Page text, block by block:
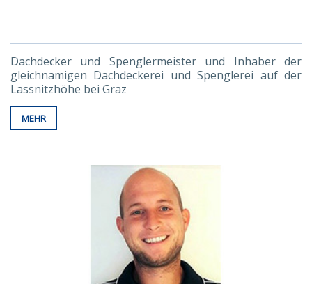
Dachdecker und Spenglermeister und Inhaber der
gleichnamigen Dachdeckerei und Spenglerei auf der
Lassnitzhöhe bei Graz
MEHR